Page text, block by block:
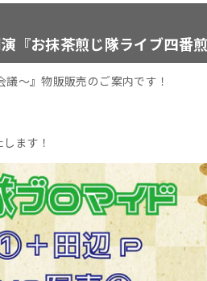
『お抹茶煎じ隊ライブ四番
議～』物販販売のご案内です！
ます！